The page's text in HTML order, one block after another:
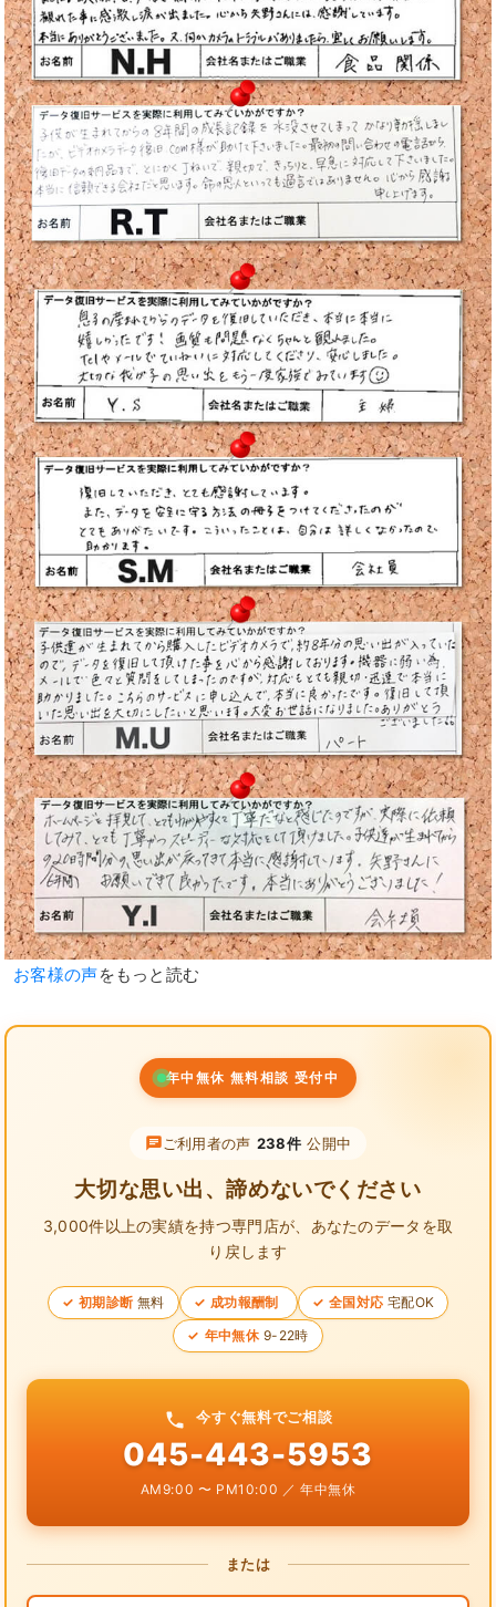
お客様の声をもっと読む
年中無休 無料相談 受付中
ご利用者の声 238件 公開中
大切な思い出、諦めないでください
3,000件以上の実績を持つ専門店が、 あなたのデータを取
り戻します
初期診断 無料 成功報酬制 全国対応 宅配OK
年中無休 9-22時
今すぐ無料でご相談
045-443-5953
AM9:00 〜 PM10:00 ／ 年中無休
または